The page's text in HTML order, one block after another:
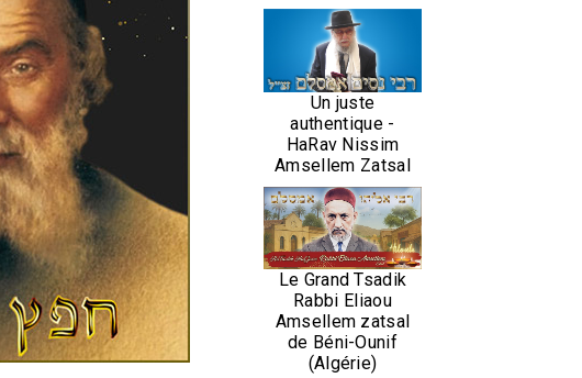
Un juste
authentique -
HaRav Nissim
Amsellem Zatsal
Le Grand Tsadik
Rabbi Eliaou
Amsellem zatsal
de Béni-Ounif
(Algérie)